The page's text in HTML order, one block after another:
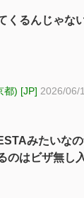
くるんじゃな
都) [JP] 2026/06/
みたいな
のはビザ無し